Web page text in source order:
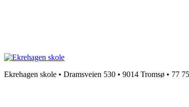
Ekrehagen skole • Dramsveien 530 • 9014 Tromsø • 77